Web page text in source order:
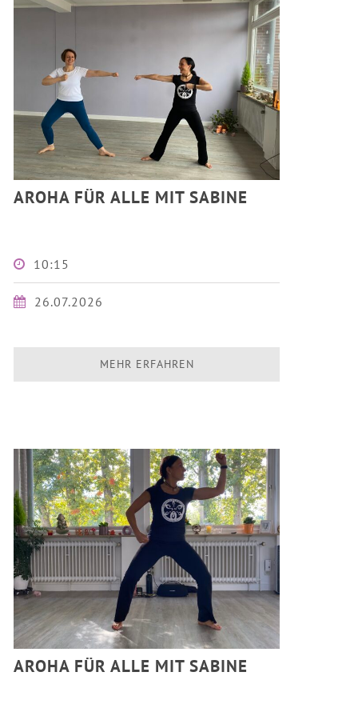
AROHA FÜR ALLE MIT SABINE
10:15
26.07.2026
MEHR ERFAHREN
AROHA FÜR ALLE MIT SABINE